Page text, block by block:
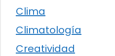
Clima
Climatología
Creatividad